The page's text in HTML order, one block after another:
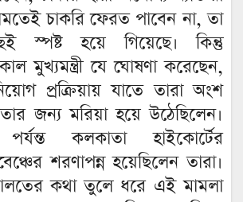
চাকরি ফেরত পাবেন না, তা
স্পষ্ট হয়ে গিয়েছে‌। কিন্তু
মুখ্যমন্ত্রী যে ঘোষণা করেছেন,
প্রক্রিয়ায় যাতে তারা অংশ
জন্য মরিয়া হয়ে উঠেছিলেন।
কলকাতা হাইকোর্টের
শরণাপন্ন হয়েছিলেন তারা।
কথা তুলে ধরে এই মামলা